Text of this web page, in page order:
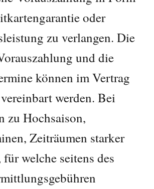
oder
zu verlangen. Die
und die
können im Vertrag
werden. Bei
zu Hochsaison,
Zeiträumen starker
welche seitens des